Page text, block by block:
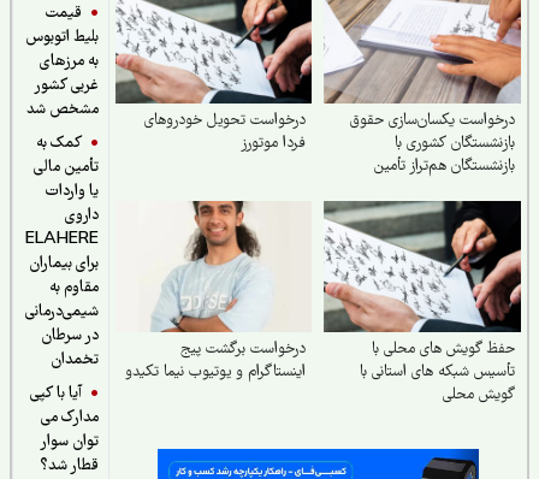
قیمت
بلیط اتوبوس
به مرزهای
غربی کشور
مشخص شد
کمک به
تأمین مالی
یا واردات
ELAHERE
برای بیماران
مقاوم به
شیمی‌درمانی
در سرطان
تخمدان
آیا با کپی
مدارک می
توان سوار
قطار شد؟
یکسان‌سازی حقوق
کشوری با
هم‌تراز تأمین
درخواست تحویل خودروهای
فردا موتورز
گویش های محلی با
شبکه های استانی با
محلی
درخواست برگشت پیج
اینستاگرام و یوتیوب نیما تکیدو